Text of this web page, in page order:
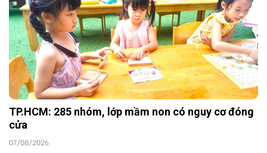
TP.HCM: 285 nhóm, lớp mầm non có nguy cơ đóng
cửa
07/08/2026